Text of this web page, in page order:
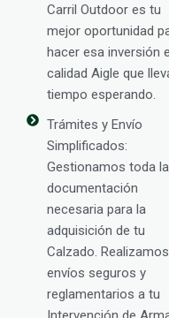
Carril Outdoor es tu
mejor oportunidad
hacer esa inversión
calidad Aigle que
tiempo esperando.
Trámites y Envío
Simplificados:
Gestionamos toda la
documentación
necesaria para la
adquisición de tu
Calzado. Realizamos
envíos seguros y
reglamentarios a tu